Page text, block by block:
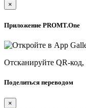
×
Приложение PROMT.One
Отсканируйте QR-
Поделиться переводом
×